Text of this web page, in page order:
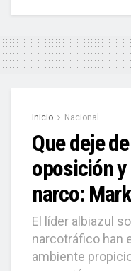
Inicio Nacional
Que deje
oposición y
narco:
El líder albiazul
narcotráfico han
ambiente